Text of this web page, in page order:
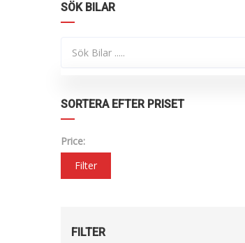
SÖK BILAR
SORTERA EFTER PRISET
Price:
Filter
FILTER